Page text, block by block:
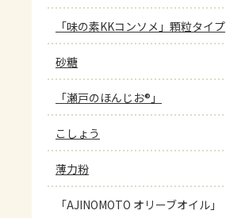
「味の素KKコンソメ」顆粒タイプ
砂糖
「瀬戸のほんじお®」
こしょう
薄力粉
「AJINOMOTO オリーブオイル」